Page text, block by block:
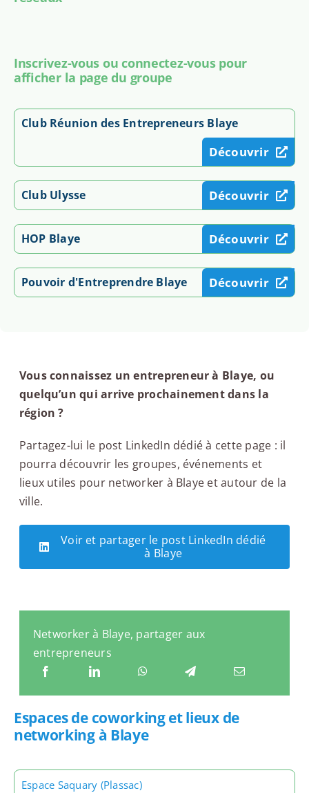
Inscrivez-vous ou connectez-vous pour
afficher la page du groupe
Club Réunion des Entrepreneurs Blaye
Découvrir
Club Ulysse Découvrir
HOP Blaye Découvrir
Pouvoir d'Entreprendre Blaye Découvrir
Vous connaissez un entrepreneur à Blaye, ou
quelqu’un qui arrive prochainement dans la
région ?
Partagez-lui le post LinkedIn dédié à cette page : il
pourra découvrir les groupes, événements et
lieux utiles pour networker à Blaye et autour de la
ville.
Voir et partager le post LinkedIn dédié
à Blaye
Networker à Blaye, partager aux
entrepreneurs
Espaces de coworking et lieux de
networking à Blaye
Espace Saquary (Plassac)